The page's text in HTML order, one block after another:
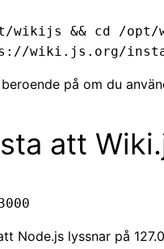
wikijs && cd /
på om du
att
Node.js lyssnar på